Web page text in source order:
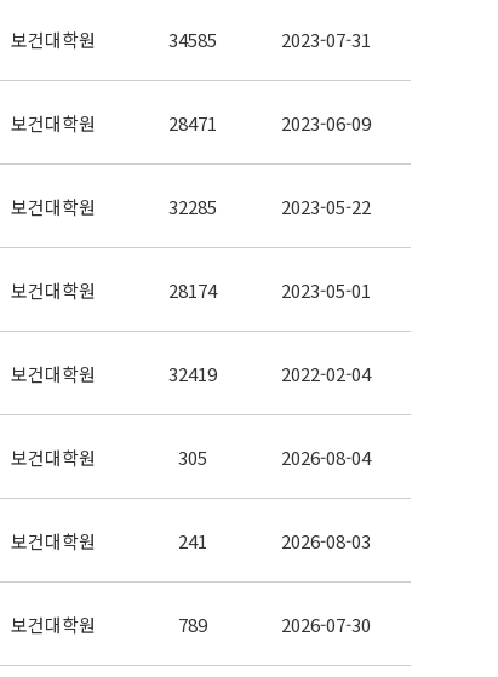
보건대학원 34585 2023-07-31
보건대학원 28471 2023-06-09
보건대학원 32285 2023-05-22
보건대학원 28174 2023-05-01
보건대학원 32419 2022-02-04
보건대학원 305 2026-08-04
보건대학원 241 2026-08-03
보건대학원 789 2026-07-30